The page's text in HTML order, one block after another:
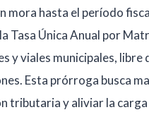
mora hasta el período
Tasa Única Anual por
y viales municipales, libre
Esta prórroga busca
tributaria y aliviar la carga